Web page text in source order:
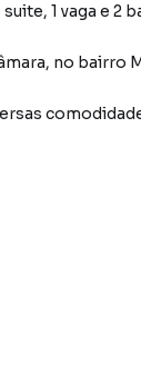
1 vaga e 2
, no bairro